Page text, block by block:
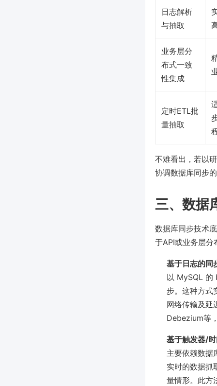
日志解析
与抽取
业务层分
布式一致
性集成
定时ETL批
量抽取
不难看出，若以
协调数据库同步
三、数据
数据库同步技术
于API或业务层分
基于日志的同
以 MySQL 的
步。这种方式
网络传输及延
Debezium等
基于触发器/
主要依赖数据
实时的数据抓
量情形。此方